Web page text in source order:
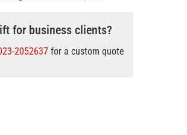
for business clients?
2052637for a custom quote